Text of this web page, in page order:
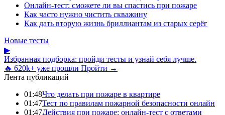
Онлайн-тест: сможете ли вы спастись при пожаре
Как часто нужно чистить скважину
Как дать вторую жизнь бриллиантам из старых серёг
Новые тесты
▶
Избранная подборка: пройди тесты и узнай себя лучше.
🔥 620k+ уже прошли Пройти →
Лента публикаций
01:48Что делать при пожаре в квартире
01:47Тест по правилам пожарной безопасности онлайн
01:47Действия при пожаре: онлайн-тест с ответами